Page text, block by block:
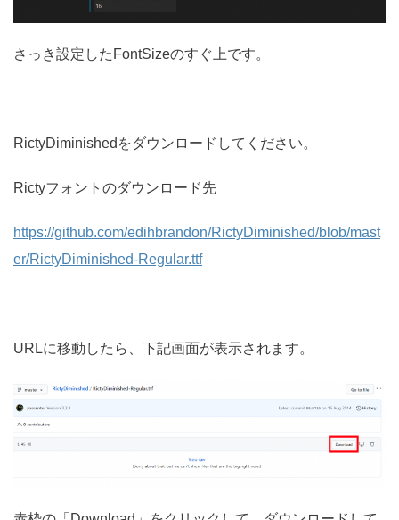
さっき設定したFontSizeのすぐ上です。
RictyDiminishedをダウンロードしてください。
Rictyフォントのダウンロード先
https://github.com/edihbrandon/RictyDiminished/blob/mast
er/RictyDiminished-Regular.ttf
URLに移動したら、下記画面が表示されます。